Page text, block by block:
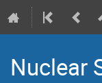
Nuclear